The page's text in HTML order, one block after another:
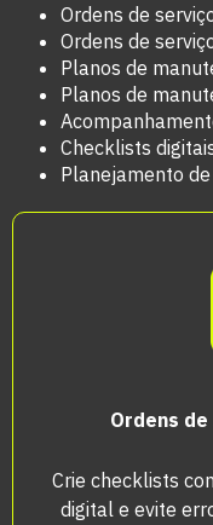
Ordens de
Ordens de
Planos de
Planos de
Checklists
Planejamento
Ordens
Crie checklists
digital e evite